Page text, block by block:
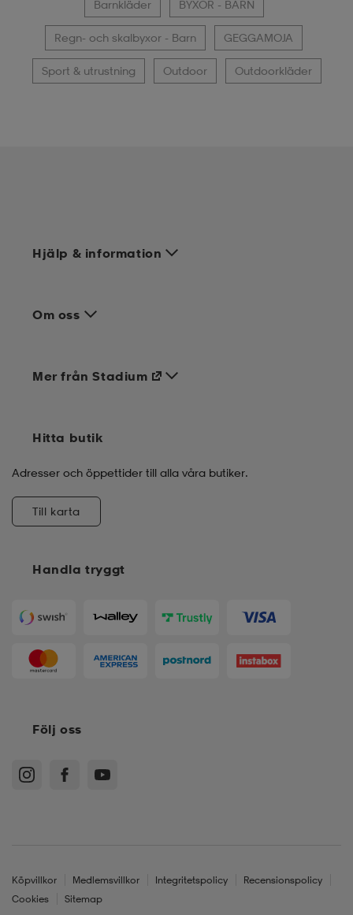
Barnkläder BYXOR - BARN
Regn- och skalbyxor - Barn GEGGAMOJA
Sport & utrustning Outdoor Outdoorkläder
Hjälp & information
Om oss
Handla tryggt
Mer från Stadium
Hitta butik
Adresser och öppettider till alla våra butiker.
Till karta
Följ oss
Köpvillkor Medlemsvillkor Integritetspolicy
Recensionspolicy
Cookies
Sitemap